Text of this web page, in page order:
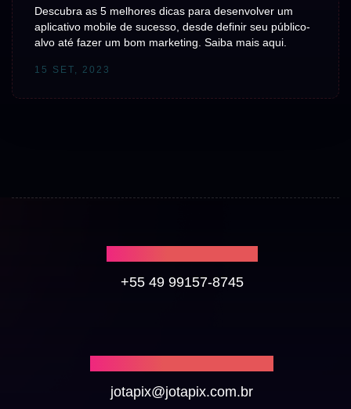
Descubra as 5 melhores dicas para desenvolver um
aplicativo mobile de sucesso, desde definir seu público-
alvo até fazer um bom marketing. Saiba mais aqui.
15 SET, 2023
+55 49 99157-8745
jotapix@jotapix.com.br